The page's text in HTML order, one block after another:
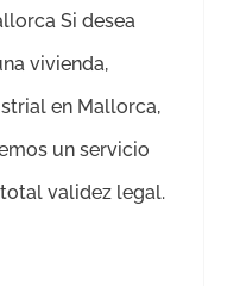
Si desea
vivienda,
en Mallorca,
un servicio
validez legal.